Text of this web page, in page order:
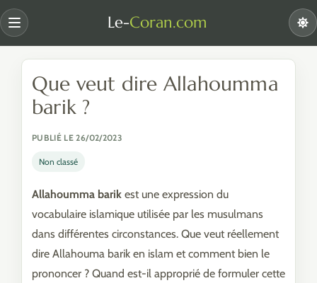
Le-Coran.com
Menu
Que veut dire Allahoumma
barik ?
PUBLIÉ LE 26/02/2023
Non classé
Allahoumma barik est une expression du
vocabulaire islamique utilisée par les musulmans
dans différentes circonstances. Que veut réellement
dire Allahouma barik en islam et comment bien le
prononcer ? Quand est-il approprié de formuler cette